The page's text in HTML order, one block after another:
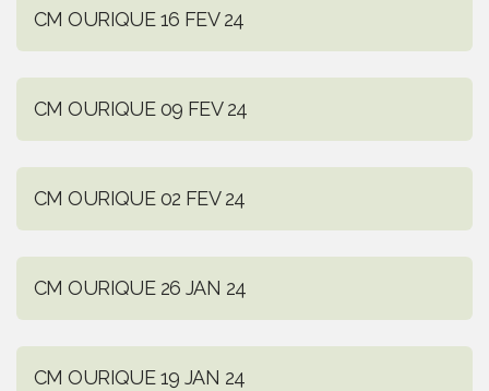
CM OURIQUE 16 FEV 24
CM OURIQUE 09 FEV 24
CM OURIQUE 02 FEV 24
CM OURIQUE 26 JAN 24
CM OURIQUE 19 JAN 24